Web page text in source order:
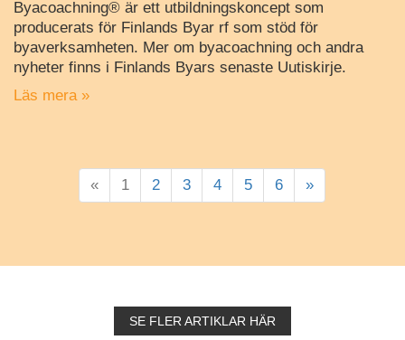
Byacoachning® är ett utbildningskoncept som
producerats för Finlands Byar rf som stöd för
byaverksamheten. Mer om byacoachning och andra
nyheter finns i Finlands Byars senaste Uutiskirje.
Läs mera »
« 1 2 3 4 5 6 »
SE FLER ARTIKLAR HÄR